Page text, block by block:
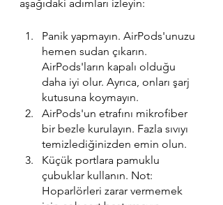
aşağıdaki adımları izleyin:
Panik yapmayın. AirPods'unuzu
hemen sudan çıkarın.
AirPods'ların kapalı olduğu
daha iyi olur. Ayrıca, onları şarj
kutusuna koymayın.
AirPods'un etrafını mikrofiber
bir bezle kurulayın. Fazla sıvıyı
temizlediğinizden emin olun.
Küçük portlara pamuklu
çubuklar kullanın. Not:
Hoparlörleri zarar vermemek